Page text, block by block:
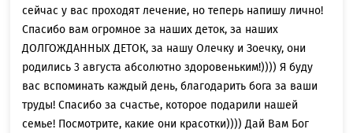
сейчас у вас проходят лечение, но теперь напишу лично!
Спасибо вам огромное за наших деток, за наших
ДОЛГОЖДАННЫХ ДЕТОК, за нашу Олечку и Зоечку, они
родились 3 августа абсолютно здоровеньким!)))) Я буду
вас вспоминать каждый день, благодарить бога за ваши
труды! Спасибо за счастье, которое подарили нашей
семье! Посмотрите, какие они красотки)))) Дай Вам Бог